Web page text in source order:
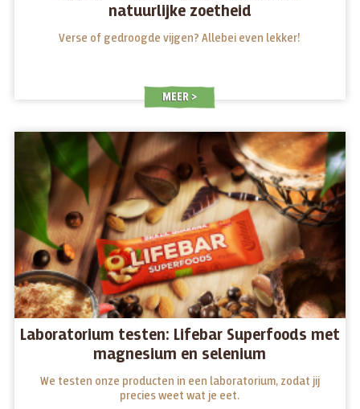
natuurlijke zoetheid
Verse of gedroogde vijgen? Allebei even lekker!
MEER
Laboratorium testen: Lifebar Superfoods met
magnesium en selenium
We testen onze producten in een laboratorium, zodat jij
precies weet wat je eet.